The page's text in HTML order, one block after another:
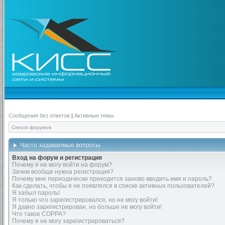
Сообщения без ответов | Активные темы
Список форумов
Часто задаваемые вопросы
Вход на форум и регистрация
Почему я не могу войти на форум?
Зачем вообще нужна регистрация?
Почему мне периодически приходится заново вводить имя и пароль?
Как сделать, чтобы я не появлялся в списке активных пользователей?
Я забыл пароль!
Я только что зарегистрировался, но не могу войти!
Я давно зарегистрирован, но больше не могу войти!
Что такое COPPA?
Почему я не могу зарегистрироваться?